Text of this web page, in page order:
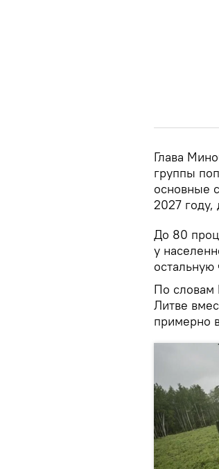
Глава
группы
основные
2027 году,
До 80
у
По словам
Литве
примерно